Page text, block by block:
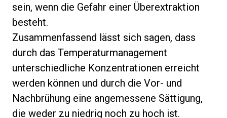
sein, wenn die Gefahr einer Überextraktion
besteht.
Zusammenfassend lässt sich sagen, dass
durch das Temperaturmanagement
unterschiedliche Konzentrationen erreicht
werden können und durch die Vor- und
Nachbrühung eine angemessene Sättigung,
die weder zu niedrig noch zu hoch ist.